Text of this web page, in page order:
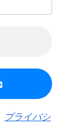
プライバシ